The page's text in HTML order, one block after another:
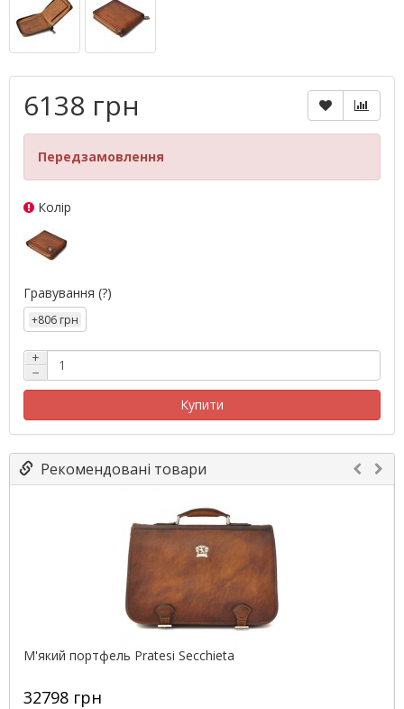
6138 грн
Передзамовлення
Колір
Гравування (?)
+806 грн
+
−
Купити
Рекомендовані товари
М'який портфель Pratesi Secchieta
32798 грн